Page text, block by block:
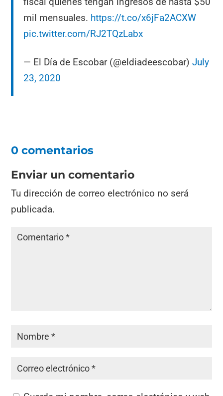
mil mensuales. https://t.co/x6jFa2ACXW
pic.twitter.com/RJ2TQzLabx
— El Día de Escobar (@eldiadeescobar)July
23, 2020
0 comentarios
Enviar un comentario
Tu dirección de correo electrónico no será
publicada.